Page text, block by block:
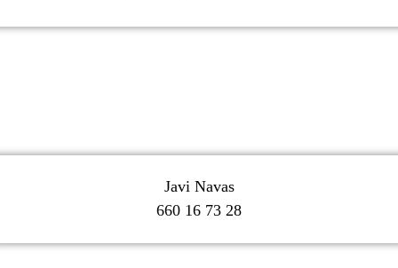
Javi Navas
660 16 73 28